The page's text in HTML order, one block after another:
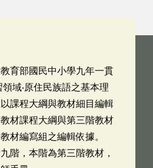
育部國民中小學九年一貫
域‧原住民族語之基本理
課程大綱與教材細目編輯
材課程大綱與第三階教材
材編寫組之編輯依據。
階，本階為第三階教材，